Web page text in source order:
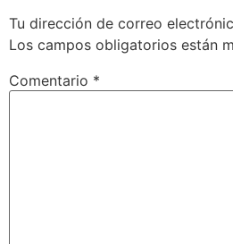
Tu dirección de correo
Los campos obligatorios están
Comentario *